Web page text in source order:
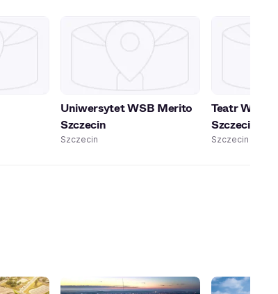
Uniwersytet WSB Merito
Szczecin
Szczecin
Teatr
Szczecinie
Szczecin